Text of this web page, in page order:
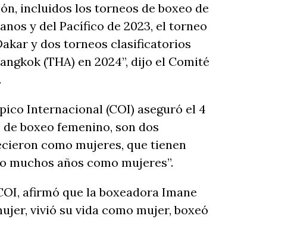
incluidos los torneos de boxeo de
y del Pacífico de 2023, el torneo
y dos torneos clasificatorios
(THA) en 2024”, dijo el Comité
Internacional (COI) aseguró el 4
boxeo femenino, son dos
como mujeres, que tienen
años como mujeres”.
afirmó que la boxeadora Imane
vivió su vida como mujer, boxeó